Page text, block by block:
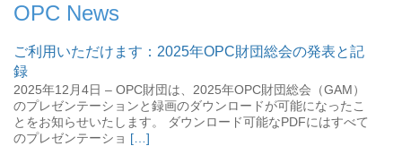
OPC News
ご利用いただけます：2025年OPC財団総会の発表と記
録
2025年12月4日 – OPC財団は、2025年OPC財団総会（GAM）
のプレゼンテーションと録画のダウンロードが可能になったこ
とをお知らせいたします。 ダウンロード可能なPDFにはすべて
のプレゼンテーショ […]